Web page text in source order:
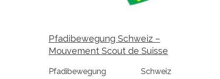
Pfadibewegung Schweiz –
Mouvement Scout de Suisse
Pfadibewegung Schweiz